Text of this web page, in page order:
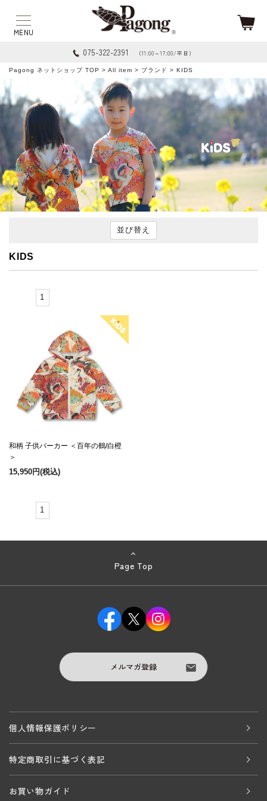
075-322-2391 （11:00～17:00/平日）
Pagong ネットショップ TOP > All item > ブランド > KIDS
並び替え
KIDS
1
和柄 子供パーカー ＜百年の鶴/白橙
＞
15,950円(税込)
1
Page Top
メルマガ登録
個人情報保護ポリシー
特定商取引に基づく表記
お買い物ガイド